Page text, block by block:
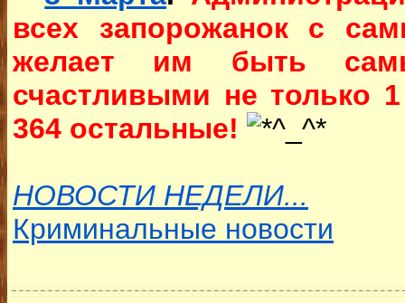
всех запорожанок с
желает им быть
счастливыми не только
364 остальные!
НОВОСТИ НЕДЕЛИ...
Криминальные новости